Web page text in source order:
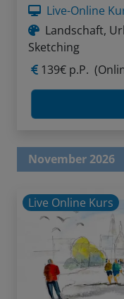
Live-Online
Landschaft,
Sketching
139€ p.P.
November 2026
Live Online Kurs